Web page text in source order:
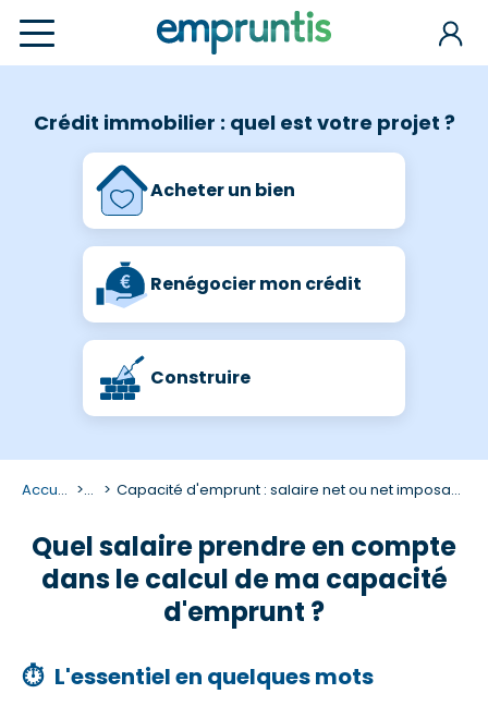
Crédit immobilier : quel est votre projet ?
Acheter un bien
Renégocier mon crédit
Construire
Accueil ... Capacité d'emprunt : salaire net ou net imposable ?
Quel salaire prendre en compte
dans le calcul de ma capacité
d'emprunt ?
⏱ L'essentiel en quelques mots